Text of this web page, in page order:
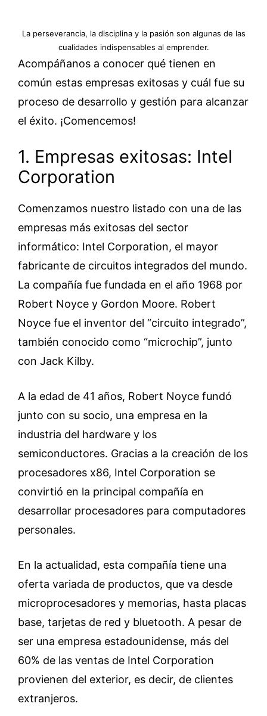
La perseverancia, la disciplina y la pasión son algunas de las
cualidades indispensables al emprender.
Acompáñanos a conocer qué tienen en
común estas empresas exitosas y cuál fue su
proceso de desarrollo y gestión para alcanzar
el éxito. ¡Comencemos!
1. Empresas exitosas: Intel
Corporation
Comenzamos nuestro listado con una de las
empresas más exitosas del sector
informático: Intel Corporation, el mayor
fabricante de circuitos integrados del mundo.
La compañía fue fundada en el año 1968 por
Robert Noyce y Gordon Moore. Robert
Noyce fue el inventor del “circuito integrado”,
también conocido como “microchip”, junto
con Jack Kilby.
A la edad de 41 años, Robert Noyce fundó
junto con su socio, una empresa en la
industria del hardware y los
semiconductores. Gracias a la creación de los
procesadores x86, Intel Corporation se
convirtió en la principal compañía en
desarrollar procesadores para computadores
personales.
En la actualidad, esta compañía tiene una
oferta variada de productos, que va desde
microprocesadores y memorias, hasta placas
base, tarjetas de red y bluetooth. A pesar de
ser una empresa estadounidense, más del
60% de las ventas de Intel Corporation
provienen del exterior, es decir, de clientes
extranjeros.